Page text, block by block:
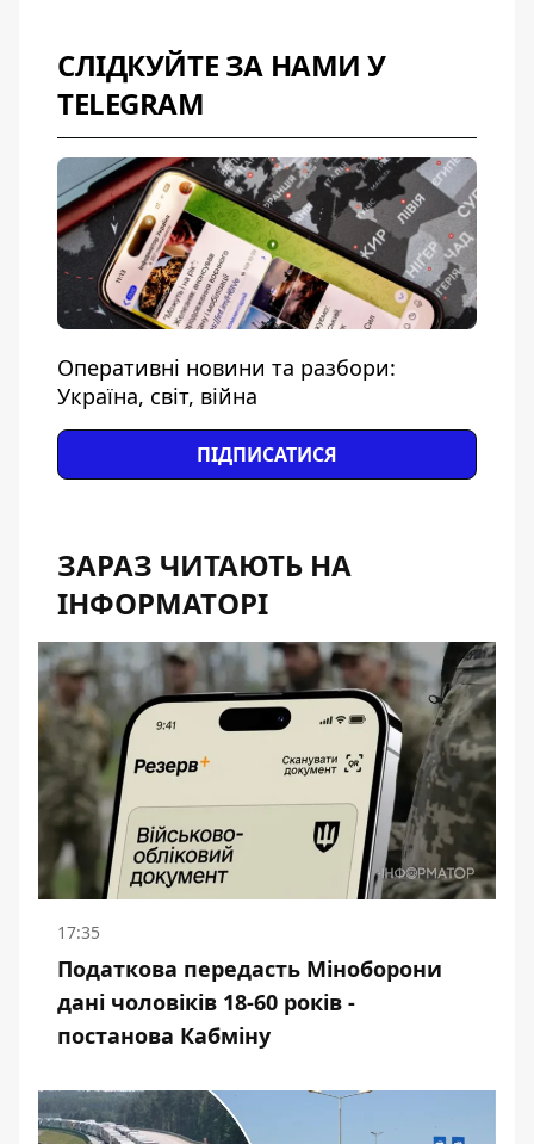
СЛІДКУЙТЕ ЗА НАМИ У
TELEGRAM
Оперативні новини та разбори:
Україна, світ, війна
ПІДПИСАТИСЯ
ЗАРАЗ ЧИТАЮТЬ НА
ІНФОРМАТОРІ
17:35
Податкова передасть Міноборони
дані чоловіків 18-60 років -
постанова Кабміну